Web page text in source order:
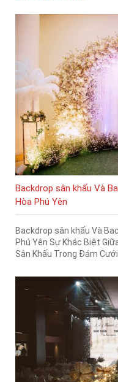
Backdrop sân khấu Và
Hòa Phú Yên
Backdrop sân khấu Và
Phú Yên Sự Khác Biệt
Sân Khấu Trong Đám Cưới